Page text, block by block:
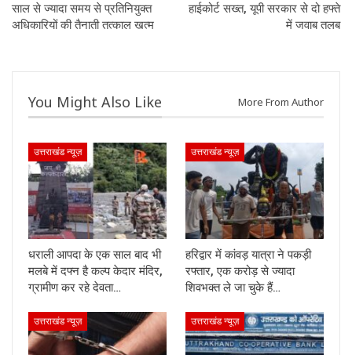
साल से ज्यादा समय से प्रतिनियुक्त
अधिकारियों की तैनाती तत्काल खत्म
हाईकोर्ट सख्त, यूपी सरकार से दो हफ्ते
में जवाब तलब
You Might Also Like More From Author
उत्तराखंड न्यूज़
धराली आपदा के एक साल बाद भी
मलबे में दफ्न है कल्प केदार मंदिर,
ग्रामीण कर रहे देवता…
उत्तराखंड न्यूज़
हरिद्वार में कांवड़ यात्रा ने पकड़ी
रफ्तार, एक करोड़ से ज्यादा
शिवभक्त ले जा चुके हैं…
उत्तराखंड न्यूज़ उत्तराखंड न्यूज़